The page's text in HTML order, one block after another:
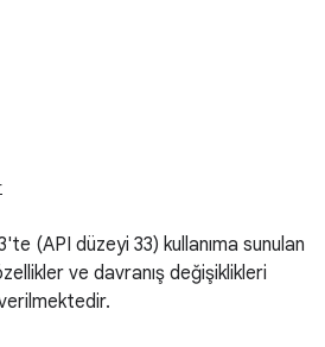
(API düzeyi 33) kullanıma sunulan
ve davranış değişiklikleri